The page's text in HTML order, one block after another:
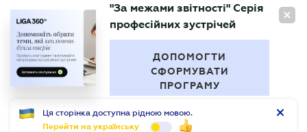
RU
БУХГАЛТЕР
"За межами звітності" Серія
професійних зустрічей
ДОПОМОГТИ
СФОРМУВАТИ
ПРОГРАМУ
Ця сторінка доступна рідною мовою.
Перейти на українську